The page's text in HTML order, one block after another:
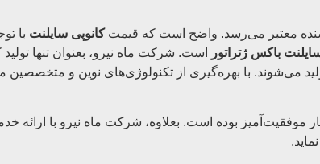
معتبر می‌رسد. واضح است که قیمتکانوپی سایلنت با
باکس ژتراتور
است. شرکت ماه نیرو، بعنوان تنها
می‌شوند. با بهره‌گیری از تکنولوژی‌های نوین و
بوده است. بعلاوه، شرکت ماه نیرو با